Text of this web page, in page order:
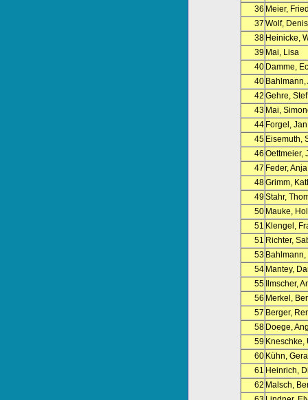
36 Meier,
37 Wolf,
38 Heinicke,
39 Mai, Lisa
40 Damme,
40 Bahlmann,
42 Gehre,
43 Mai,
44 Forgel, Jan
45 Eisemuth,
46 Oettmeier,
47 Feder, Anja
48Grimm,
49Stahr,
50 Mauke,
51 Klengel,
51 Richter,
53
54 Mantey,
55 Ilmscher,
56 Merkel,
57 Berger,
58 Doege,
59 Kneschke,
60 Kühn,
61 Heinrich,
62 Malsch,